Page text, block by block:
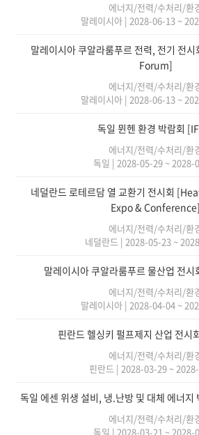
에너지/전력/수처리/환
말레이시아 | 2028-06-13 ~
말레이시아 쿠알라룸푸르 전력, 전기 전
Forum]
에너지/전력/수처리/환
말레이시아 | 2028-06-13 ~
독일 뮌헨 환경 박람회
에너지/전력/수처리/환
독일 | 2028-05-29 ~ 2028-
네덜란드 로테르담 열 교환기 전시회
Expo & Conference]
에너지/전력/수처리/환
네덜란드 | 2028-05-23 ~
말레이시아 쿠알라룸푸르 물산업 전
에너지/전력/수처리/환
말레이시아 | 2028-04-04 ~
핀란드 헬싱키 펄프제지 산업 전
에너지/전력/수처리/환
핀란드 | 2028-03-29 ~
독일 에센 위생 설비, 냉.난방 및 대체 에너
에너지/전력/수처리/환
독일 | 2028-03-21 ~ 2028-